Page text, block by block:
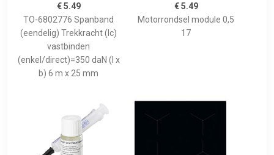
€ 5.49
TO-6802776 Spanband
(eendelig) Trekkracht (lc)
vastbinden
(enkel/direct)=350 daN (l x
b) 6 m x 25 mm
€ 5.49
Motorrondsel module 0,5
17